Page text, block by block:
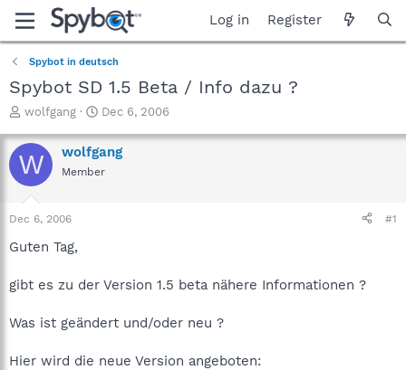
Log in Register
Spybot in deutsch
Spybot SD 1.5 Beta / Info dazu ?
T
r
e
a
t
a
e
wolfgang
S
a
r
t
Dec 6, 2006
W wolfgang
Member
Dec 6, 2006 #1
Guten Tag,
gibt es zu der Version 1.5 beta nähere Informationen ?
Was ist geändert und/oder neu ?
Hier wird die neue Version angeboten: